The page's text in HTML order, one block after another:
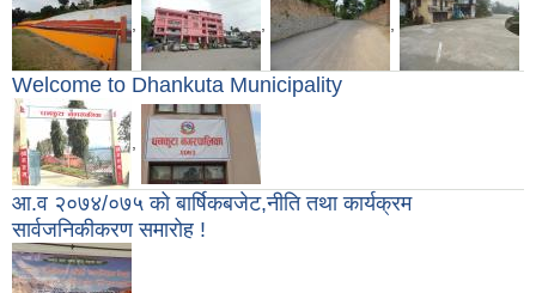
, , ,
Welcome to Dhankuta Municipality
आ.व २०७४/०७५ को बार्षिकबजेट,नीति तथा कार्यक्रम
सार्वजनिकीकरण समारोह !